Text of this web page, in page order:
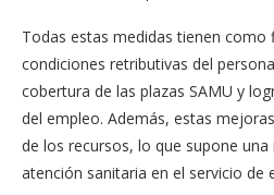
Todas estas medidas tienen como
condiciones retributivas del
cobertura de las plazas SAMU y
del empleo. Además, estas
de los recursos, lo que supone
atención sanitaria en el servicio de